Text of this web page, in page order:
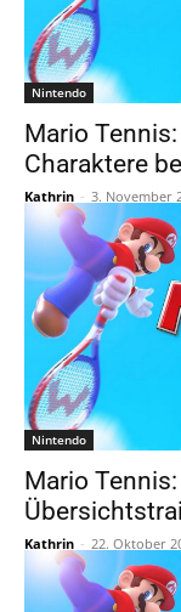
Nintendo
Mario
Charaktere
Kathrin - 3. November
Nintendo
Mario
Kathrin - 22. Oktober